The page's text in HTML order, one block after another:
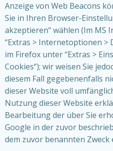
Anzeige von Web Beacons
Sie in Ihren Browser-
akzeptieren“ wählen (Im
“Extras > Internetoptionen >
im Firefox unter “Extras >
Cookies“); wir weisen Sie
diesem Fall gegebenenfalls
dieser Website voll
Nutzung dieser Website
Bearbeitung der über Sie
Google in der zuvor
dem zuvor benannten Zweck